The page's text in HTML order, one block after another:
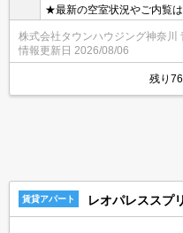
★最新の空室状況やご内覧
株式会社タウンハウジング神奈川
情報更新日 2026/08/06
残り
賃貸アパート レオパレスス